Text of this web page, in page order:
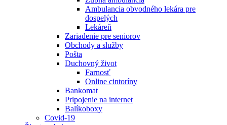
Ambulancia obvodného lekára pre
dospelých
Lekáreň
Zariadenie pre seniorov
Obchody a služby
Pošta
Duchovný život
Farnosť
Online cintoríny
Bankomat
Pripojenie na internet
Balíkoboxy
Covid-19